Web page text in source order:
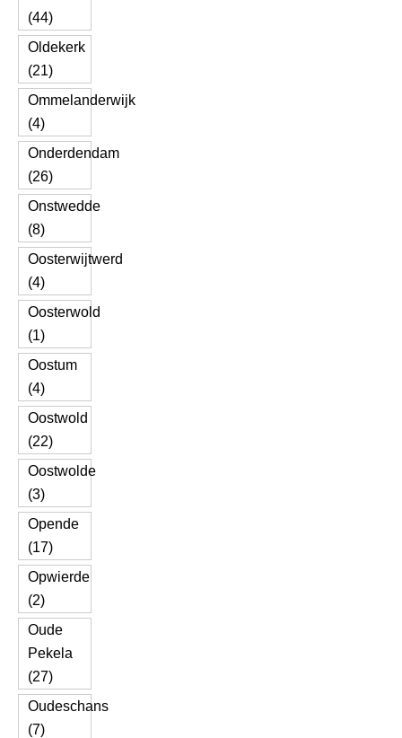
(44)
Oldekerk
(21)
Ommelanderwijk
(4)
Onderdendam
(26)
Onstwedde
(8)
Oosterwijtwerd
(4)
Oosterwold
(1)
Oostum
(4)
Oostwold
(22)
Oostwolde
(3)
Opende
(17)
Opwierde
(2)
Oude
Pekela
(27)
Oudeschans
(7)